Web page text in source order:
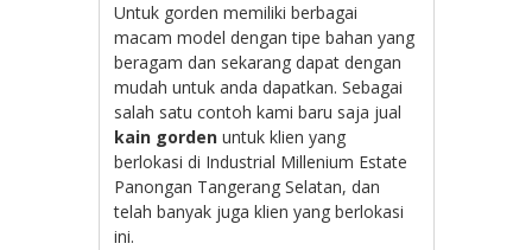
Untuk gorden memiliki berbagai
macam model dengan tipe bahan yang
beragam dan sekarang dapat dengan
mudah untuk anda dapatkan. Sebagai
salah satu contoh kami baru saja jual
kain gorden untuk klien yang
berlokasi di Industrial Millenium Estate
Panongan Tangerang Selatan, dan
telah banyak juga klien yang berlokasi
ini.